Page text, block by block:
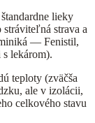
lieky
strava a
— Fenistil,
lekárom).
teploty (zväčša
ale v izolácii,
celkového stavu